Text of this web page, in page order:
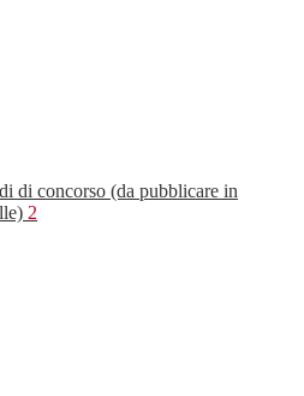
di concorso (da pubblicare in
2